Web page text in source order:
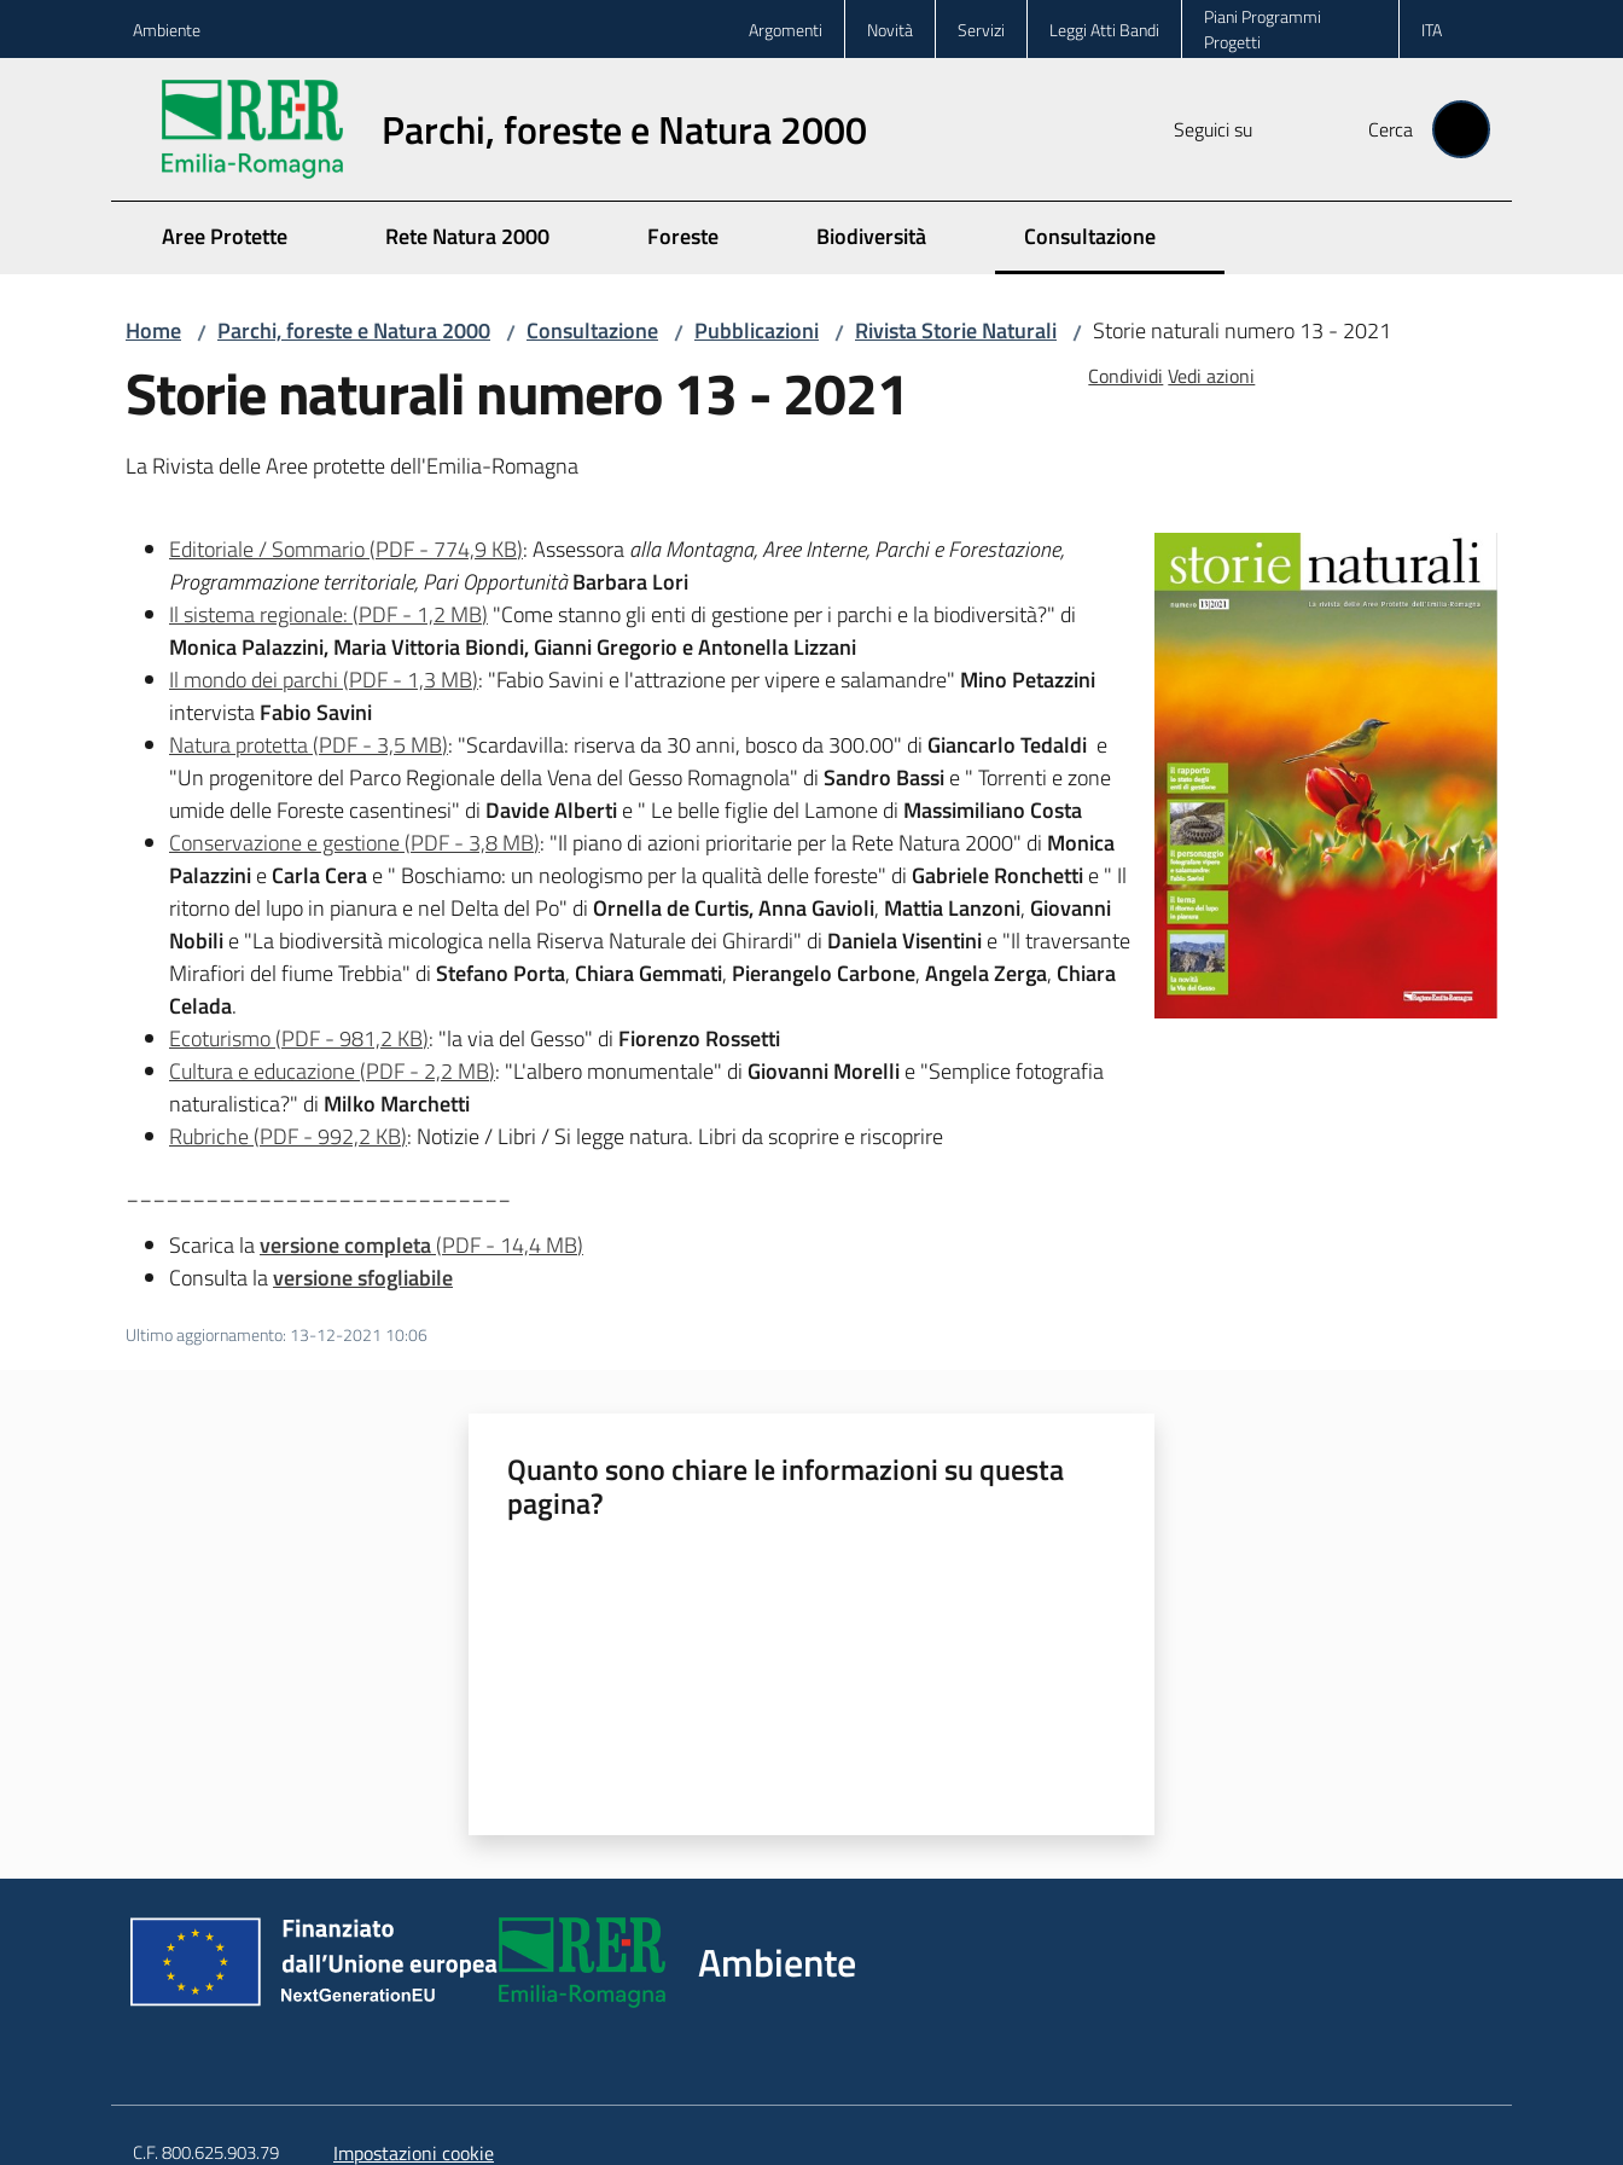
Ambiente Argomenti Novità Servizi Leggi Atti Bandi
Piani Programmi
Progetti
ITA
Parchi, foreste e Natura 2000 Seguici su Cerca
Aree Protette Rete Natura 2000 Foreste Biodiversità Consultazione
Home / Parchi, foreste e Natura 2000 / Consultazione / Pubblicazioni / Rivista Storie Naturali / Storie naturali numero 13 - 2021
Storie naturali numero 13 - 2021
La Rivista delle Aree protette dell'Emilia-Romagna
Condividi Vedi azioni
Editoriale / Sommario(PDF- 774,9 KB): Assessoraalla Montagna, Aree Interne, Parchi e Forestazione,
Programmazione territoriale, Pari OpportunitàBarbara Lori
Il sistema regionale: (PDF- 1,2 MB) "Come stanno gli enti di gestione per i parchi e la biodiversità?" di
Monica Palazzini, Maria Vittoria Biondi, Gianni Gregorio e Antonella Lizzani
Il mondo dei parchi (PDF- 1,3 MB): "Fabio Savini e l'attrazione per vipere e salamandre" Mino Petazzini
intervistaFabio Savini
Natura protetta(PDF- 3,5 MB): "Scardavilla: riserva da 30 anni, bosco da 300.00" di Giancarlo Tedaldi e
"Un progenitore del Parco Regionale della Vena del Gesso Romagnola" diSandro Bassie " Torrenti e zone
umide delle Foreste casentinesi" di Davide Albertie " Le belle figlie del Lamone di Massimiliano Costa
Conservazione e gestione(PDF- 3,8 MB): "Il piano di azioni prioritarie per la Rete Natura 2000" di Monica
PalazzinieCarla Cerae " Boschiamo: un neologismo per la qualità delle foreste" di Gabriele Ronchettie " Il
ritorno del lupo in pianura e nel Delta del Po" diOrnella de Curtis, Anna Gavioli, Mattia Lanzoni, Giovanni
Nobilie "La biodiversità micologica nella Riserva Naturale dei Ghirardi" di Daniela Visentinie "Il traversante
Mirafiori del fiume Trebbia" diStefano Porta, Chiara Gemmati, Pierangelo Carbone,Angela Zerga, Chiara
Celada.
Ecoturismo(PDF-981,2 KB): "la via del Gesso" di Fiorenzo Rossetti
Cultura e educazione(PDF- 2,2 MB): "L'albero monumentale" di Giovanni Morellie "Semplice fotografia
naturalistica?" di Milko Marchetti
Rubriche(PDF-992,2 KB): Notizie / Libri / Si legge natura. Libri da scoprire e riscoprire
Scarica laversione completa(PDF- 14,4 MB)
Consulta laversione sfogliabile
Ultimo aggiornamento: 13-12-2021 10:06
Quanto sono chiare le informazioni su questa
pagina?
Ambiente
C.F. 800.625.903.79 Impostazioni cookie